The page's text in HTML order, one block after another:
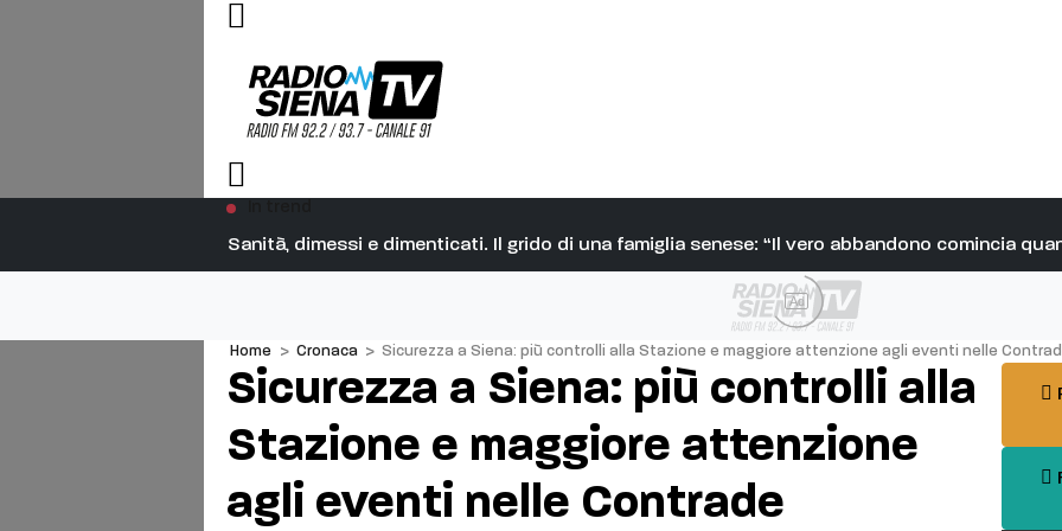
Sanità, dimessi e dimenticati. Il grido di una famiglia senese: “Il vero abbandono comincia
Ad
Home > Cronaca > Sicurezza a Siena: più controlli alla Stazione e maggiore attenzione agli eventi nelle
Sicurezza a Siena: più controlli alla
Stazione e maggiore attenzione
agli eventi nelle Contrade